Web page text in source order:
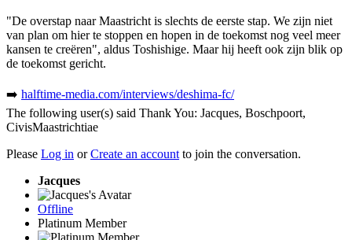
"De overstap naar Maastricht is slechts de eerste stap. We zijn niet
van plan om hier te stoppen en hopen in de toekomst nog veel meer
kansen te creëren", aldus Toshishige. Maar hij heeft ook zijn blik op
de toekomst gericht.
➡️ halftime-media.com/interviews/deshima-fc/
The following user(s) said Thank You: Jacques, Boschpoort,
CivisMaastrichtiae
Please Log in orCreate an account to join the conversation.
Jacques
Offline
Platinum Member